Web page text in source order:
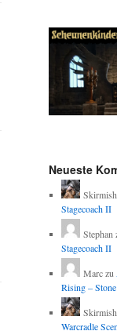
Neueste
Stagecoach II
Stephan
Stagecoach II
Marczu
Rising –
Warcradle